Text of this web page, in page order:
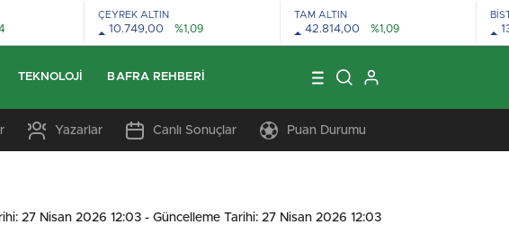
ÇEYREK ALTIN
10.749,00 %1,09
TAM ALTIN
42.814,00 %1,09
TEKNOLOJI BAFRA REHBERI
Yazarlar Canlı Sonuçlar Puan Durumu
27 Nisan 2026 12:03 - Güncelleme Tarihi: 27 Nisan 2026 12:03